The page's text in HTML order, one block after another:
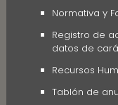
Normativa y
Registro de
datos de
Recursos
Tablón de